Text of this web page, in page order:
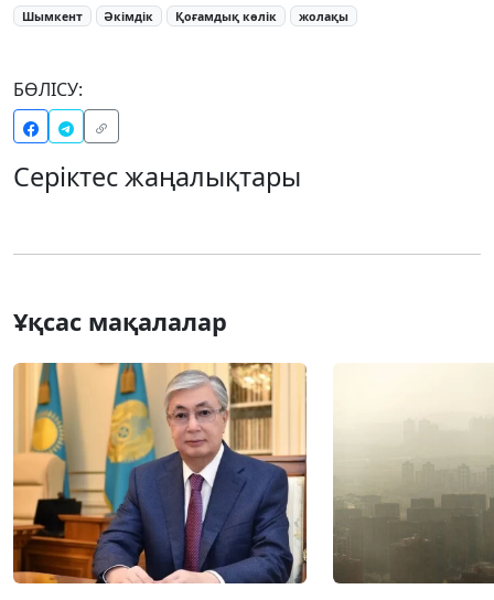
Шымкент Әкімдік Қоғамдық көлік жолақы
БӨЛІСУ:
Серіктес жаңалықтары
Ұқсас мақалалар